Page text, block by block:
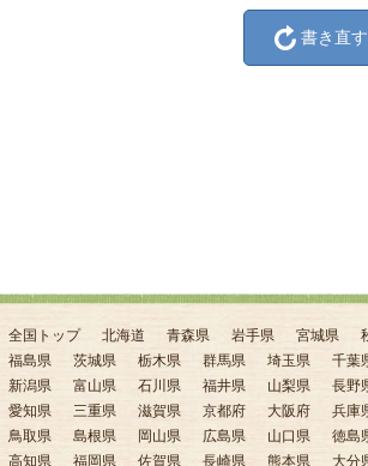
書き直す
全国トップ 北海道 青森県 岩手県 宮城県
福島県
茨城県 栃木県 群馬県 埼玉県 千葉
新潟県
富山県 石川県 福井県 山梨県 長野
愛知県
三重県 滋賀県 京都府 大阪府 兵庫
鳥取県
島根県 岡山県 広島県 山口県 徳島
高知県
福岡県 佐賀県 長崎県 熊本県 大分